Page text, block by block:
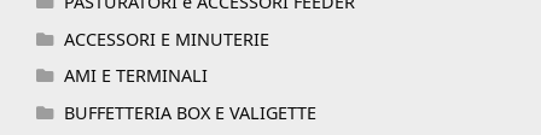
ACCESSORI E MINUTERIE
AMI E TERMINALI
BUFFETTERIA BOX E VALIGETTE